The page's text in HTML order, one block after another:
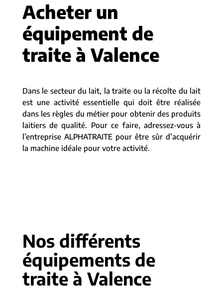
Acheter un
équipement de
traite à Valence
Dans le secteur du lait, la traite ou la récolte du lait
est une activité essentielle qui doit être réalisée
dans les règles du métier pour obtenir des produits
laitiers de qualité. Pour ce faire, adressez-vous à
l’entreprise ALPHATRAITE pour être sûr d’acquérir
la machine idéale pour votre activité.
Nos différents
équipements de
traite à Valence